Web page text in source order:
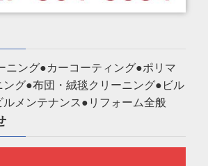
ニング●カーコーティング●ポリマ
グ●布団・絨毯クリーニング●ビル
ルメンテナンス●リフォーム全般